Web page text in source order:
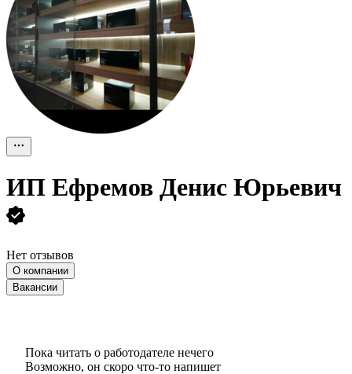
ИП Ефремов Денис Юрьевич
Нет отзывов
О компании
Вакансии
Пока читать о работодателе нечего
Возможно, он скоро что‑то напишет